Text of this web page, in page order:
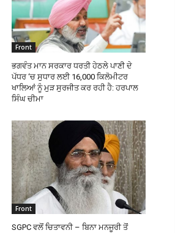
Front
ਭਗਵੰਤ ਮਾਨ ਸਰਕਾਰ ਧਰਤੀ ਹੇਠਲੇ ਪਾਣੀ ਦੇ
ਪੱਧਰ ‘ਚ ਸੁਧਾਰ ਲਈ 16,000 ਕਿਲੋਮੀਟਰ
ਖਾਲਿਆਂ ਨੂੰ ਮੁੜ ਸੁਰਜੀਤ ਕਰ ਰਹੀ ਹੈ: ਹਰਪਾਲ
ਸਿੰਘ ਚੀਮਾ
Front
SGPC ਵਲੋਂ ਚਿਤਾਵਨੀ – ਬਿਨਾ ਮਨਜੂਰੀ ਤੋਂ